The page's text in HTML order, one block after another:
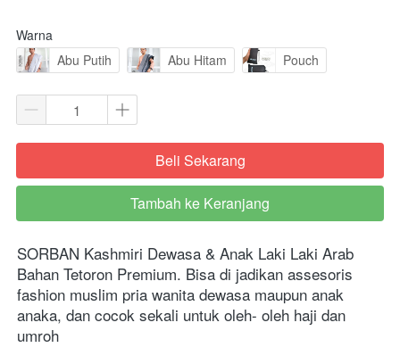
Warna
Abu Putih
Abu Hitam Pouch
`Beli Sekarang
`
Tambah ke Keranjang
SORBAN Kashmiri Dewasa & Anak Laki Laki Arab
Bahan Tetoron Premium. Bisa di jadikan assesoris
fashion muslim pria wanita dewasa maupun anak
anaka, dan cocok sekali untuk oleh- oleh haji dan
umroh